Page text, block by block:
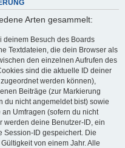
Arten gesammelt:
deinem Besuch des Boards
Textdateien, die dein Browser als
den einzelnen Aufrufen des
sind die aktuelle ID deiner
werden können),
Beiträge (zur Markierung
du nicht angemeldet bist) sowie
Umfragen (sofern du nicht
werden deine Benutzer-ID, ein
Session-ID gespeichert. Die
von einem Jahr. Alle